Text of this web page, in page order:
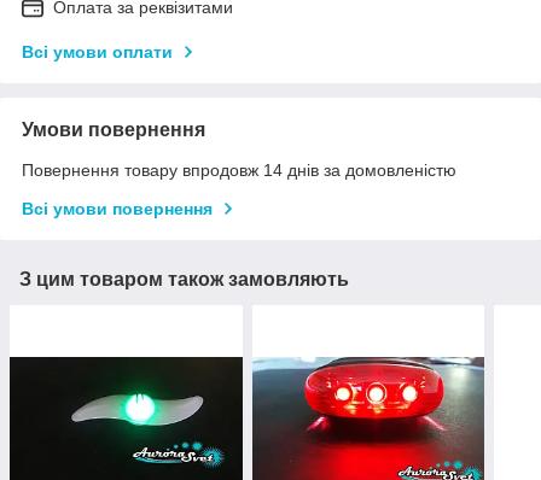
Оплата за реквізитами
Всі умови оплати
Умови повернення
Повернення товару впродовж 14 днів за домовленістю
Всі умови повернення
З цим товаром також замовляють